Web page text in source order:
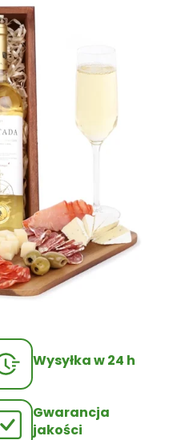
Wysyłka w 24 h
Gwarancja
jakości